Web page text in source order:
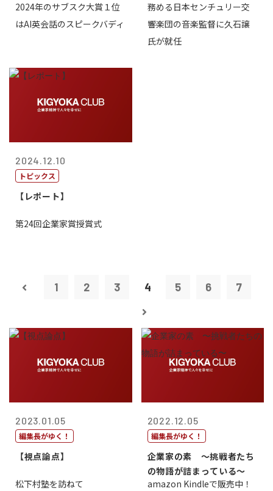
2024年のサブスク大賞１位
はAI英会話のスピークバディ
務める日本センチュリー交
響楽団の音楽監督に久石譲
氏が就任
2024.12.10
トピックス
【レポート】
第24回企業家賞授賞式
1 2 3 4 5 6 7
2023.01.05
編集長がゆく！
【視点論点】
松下村塾を訪ねて
2022.12.05
編集長がゆく！
企業家の素 〜挑戦者たち
の物語が詰まっている〜
amazon Kindleで販売中！